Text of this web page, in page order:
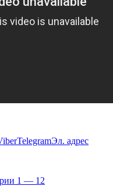
TelegramЭл. адрес
1 — 12